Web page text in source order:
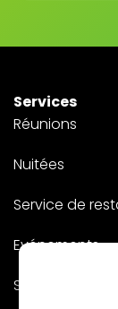
Services
Réunions
Nuitées
Service de
Evénements
Sur mesure